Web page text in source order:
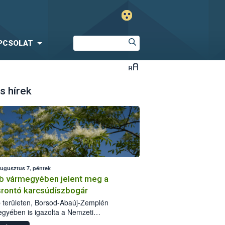
hírek
7, péntek
vármegyében jelent meg a
karcsúdíszbogár
területen, Borsod-Abaúj-Zemplén
is igazolta a Nemzeti
biztonsági Hivatal (Nébih) a